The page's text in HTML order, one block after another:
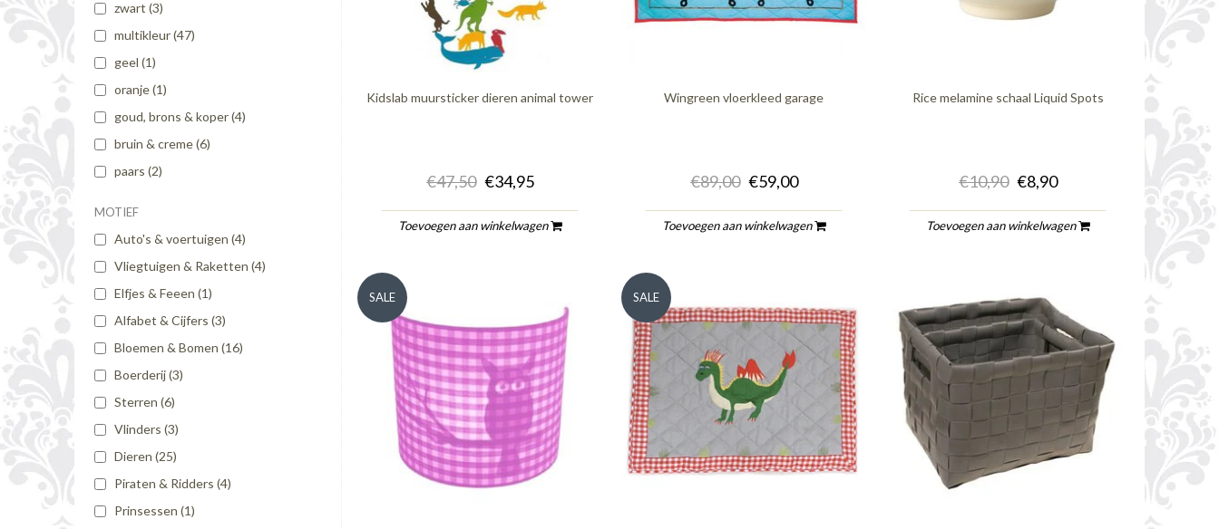
zwart (3)
multikleur(47)
geel (1)
oranje(1)
goud, brons & koper(4)
bruin & creme(6)
paars (2)
MOTIEF
Auto's & voertuigen (4)
Vliegtuigen & Raketten (4)
Elfjes & Feeen (1)
Alfabet & Cijfers (3)
Bloemen & Bomen (16)
Boerderij(3)
Sterren (6)
Vlinders (3)
Dieren (25)
Piraten & Ridders (4)
Prinsessen (1)
Kidslab muursticker dieren animal tower
€47,50 €34,95
Toevoegen aan winkelwagen
Wingreen vloerkleed garage
€89,00 €59,00
Toevoegen aan winkelwagen
Rice melamine schaal Liquid Spots
€10,90 €8,90
Toevoegen aan winkelwagen
SALE SALE